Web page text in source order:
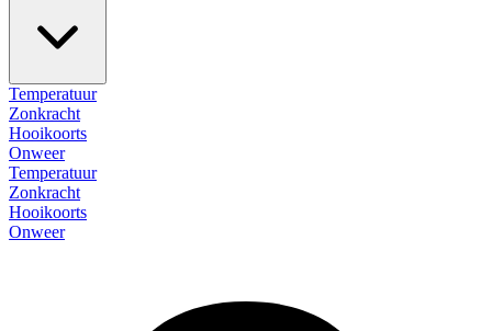
Temperatuur
Zonkracht
Hooikoorts
Onweer
Temperatuur
Zonkracht
Hooikoorts
Onweer